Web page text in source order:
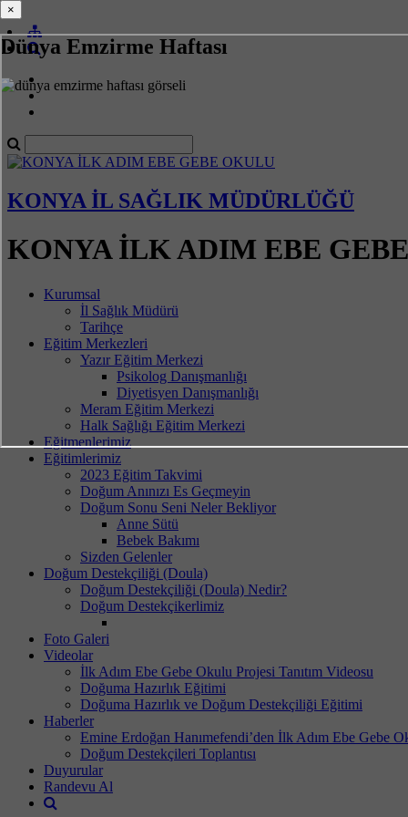
Dünya Emzirme Haftası
KONYA İL SAĞLIK MÜDÜRLÜĞÜ
KONYA İLK ADIM EBE
Kurumsal
İl Sağlık Müdürü
Tarihçe
Eğitim Merkezleri
Yazır Eğitim Merkezi
Psikolog Danışmanlığı
Diyetisyen Danışmanlığı
Meram Eğitim Merkezi
Halk Sağlığı Eğitim Merkezi
Eğitmenlerimiz
Eğitimlerimiz
2023 Eğitim Takvimi
Doğum Anınızı Es Geçmeyin
Doğum Sonu Seni Neler Bekliyor
Anne Sütü
Bebek Bakımı
Sizden Gelenler
Doğum Destekçiliği (Doula)
Doğum Destekçiliği (Doula) Nedir?
Doğum Destekçikerlimiz
Foto Galeri
Videolar
İlk Adım Ebe Gebe Okulu Projesi Tanıtım Videosu
Doğuma Hazırlık Eğitimi
Doğuma Hazırlık ve Doğum Destekçiliği Eğitimi
Haberler
Emine Erdoğan Hanımefendi’den İlk Adım Ebe Gebe
Doğum Destekçileri Toplantısı
Duyurular
Randevu Al
×